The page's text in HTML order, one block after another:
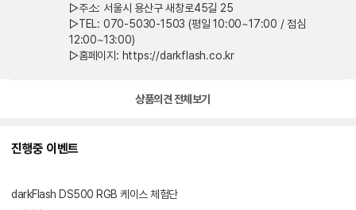
▷주소: 서울시 용산구 새창로45길 25
▷TEL: 070-5030-1503 (평일 10:00~17:00 / 점심
12:00~13:00)
▷홈페이지: https://darkflash.co.kr
상품의견 전체보기
진행중 이벤트
darkFlash DS500 RGB 케이스 체험단